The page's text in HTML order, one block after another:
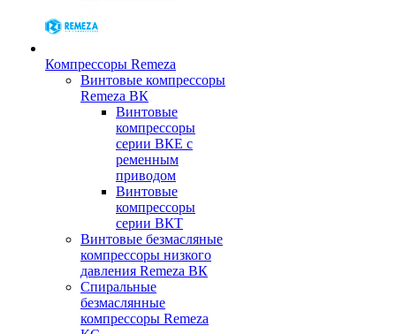
Компрессоры Remeza
Винтовые компрессоры
Remeza ВК
Винтовые
компрессоры
серии ВКЕ с
ременным
приводом
Винтовые
компрессоры
серии ВКТ
Винтовые безмасляные
компрессоры низкого
давления Remeza ВК
Спиральные
безмаслянные
компрессоры Remeza